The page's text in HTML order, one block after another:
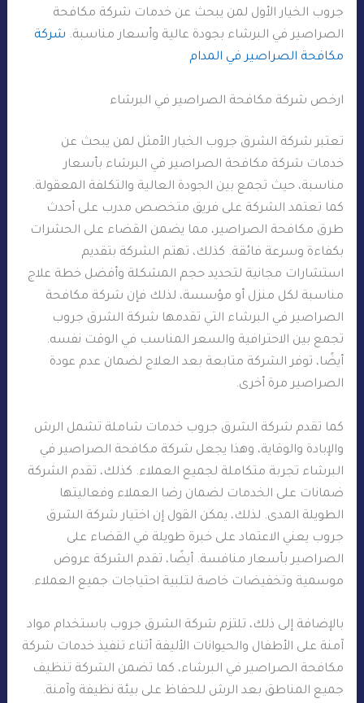
جروب الخيار الأول لمن يبحث عن خدمات شركة مكافحة
الصراصير في البرشاء بجودة عالية وأسعار مناسبة. شركة
مكافحة الصراصير في المدام
ارخص شركة مكافحة الصراصير في البرشاء
تعتبر شركة الشرق جروب الخيار الأمثل لمن يبحث عن
خدمات شركة مكافحة الصراصير في البرشاء بأسعار
مناسبة، حيث تجمع بين الجودة العالية والتكلفة المعقولة.
كما تعتمد الشركة على فريق متخصص مدرب على أحدث
طرق مكافحة الصراصير، مما يضمن القضاء على الحشرات
بكفاءة وسرعة فائقة. كذلك، تهتم الشركة بتقديم
استشارات مجانية لتحديد حجم المشكلة وأفضل خطة علاج
مناسبة لكل منزل أو مؤسسة، لذلك فإن شركة مكافحة
الصراصير في البرشاء التي تقدمها شركة الشرق جروب
تجمع بين الاحترافية والسعر المناسب في الوقت نفسه.
أيضًا، توفر الشركة متابعة بعد العلاج لضمان عدم عودة
الصراصير مرة أخرى.
كما تقدم شركة الشرق جروب خدمات شاملة تشمل الرش
والإبادة والوقاية، وهذا يجعل شركة مكافحة الصراصير في
البرشاء تجربة متكاملة لجميع العملاء. كذلك، تقدم الشركة
ضمانات على الخدمات لضمان رضا العملاء وفعاليتها
الطويلة المدى. لذلك، يمكن القول إن اختيار شركة الشرق
جروب يعني الاعتماد على خبرة طويلة في القضاء على
الصراصير بأسعار منافسة. أيضًا، تقدم الشركة عروض
موسمية وتخفيضات خاصة لتلبية احتياجات جميع العملاء.
بالإضافة إلى ذلك، تلتزم شركة الشرق جروب باستخدام مواد
آمنة على الأطفال والحيوانات الأليفة أثناء تنفيذ خدمات شركة
مكافحة الصراصير في البرشاء، كما تضمن الشركة تنظيف
جميع المناطق بعد الرش للحفاظ على بيئة نظيفة وآمنة.